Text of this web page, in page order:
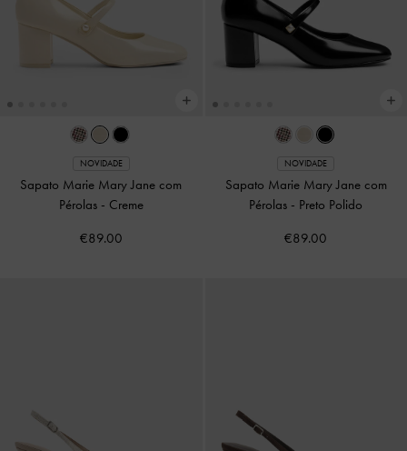
NOVIDADE
Sapato Marie Mary Jane com
Pérolas - Creme
€89.00
NOVIDADE
Sapato Marie Mary Jane com
Pérolas - Preto Polido
€89.00